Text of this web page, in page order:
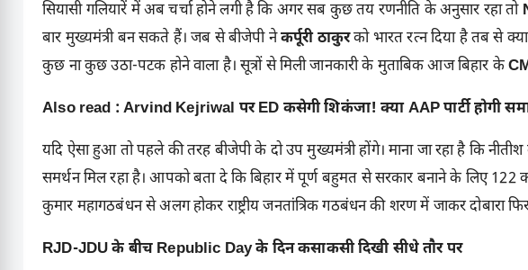
सियासी गलियारें में अब चर्चा होने लगी है कि अगर सब कुछ तय रणनीति के अनुसार रहा तो
बार मुख्यमंत्री बन सकते हैं। जब से बीजेपी नेकर्पूरी ठाकुरको भारत रत्न दिया है तब से
कुछ ना कुछ उठा-पटक होने वाला है। सूत्रों से मिली जानकारी के मुताबिक आज बिहार के
Also read : Arvind Kejriwal पर ED कसेगी शिकंजा! क्या AAP पार्टी होगी
यदि ऐसा हुआ तो पहले की तरह बीजेपी के दो उप मुख्यमंत्री होंगे। माना जा रहा है कि
समर्थन मिल रहा है। आपको बता दे कि बिहार में पूर्ण बहुमत से सरकार बनाने के लिए 122
कुमार महागठबंधन से अलग होकर राष्ट्रीय जनतांत्रिक गठबंधन की शरण में जाकर दोबारा
RJD-JDU के बीच Republic Day के दिन कसाकसी दिखी सीधे तौर पर